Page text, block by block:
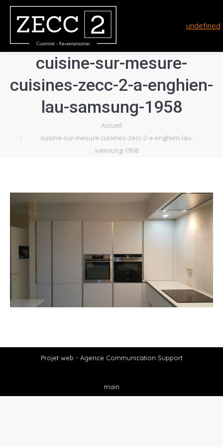
undefined
cuisine-sur-mesure-
cuisines-zecc-2-a-enghien-
lau-samsung-1958
Accueil
cuisine-sur-mesure-cuisines-zecc-2-a-enghien-lau-
samsung-1958
Projet web - Agence Communication Support
main